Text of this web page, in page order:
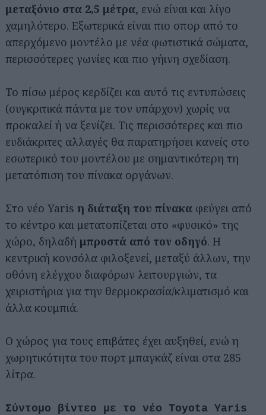
μεταξόνιο στα 2,5 μέτρα, ενώ είναι και λίγο
χαμηλότερο. Εξωτερικά είναι πιο σπορ από το
απερχόμενο μοντέλο με νέα φωτιστικά σώματα,
περισσότερες γωνίες και πιο γήινη σχεδίαση.
Το πίσω μέρος κερδίζει και αυτό τις εντυπώσεις
(συγκριτικά πάντα με τον υπάρχον) χωρίς να
προκαλεί ή να ξενίζει. Τις περισσότερες και πιο
ευδιάκριτες αλλαγές θα παρατηρήσει κανείς στο
εσωτερικό του μοντέλου με σημαντικότερη τη
μετατόπιση του πίνακα οργάνων.
Στο νέο Yaris η διάταξη του πίνακα φεύγει από
το κέντρο και μετατοπίζεται στο «φυσικό» της
χώρο, δηλαδή μπροστά από τον οδηγό. Η
κεντρική κονσόλα φιλοξενεί, μεταξύ άλλων, την
οθόνη ελέγχου διαφόρων λειτουργιών, τα
χειριστήρια για την θερμοκρασία/κλιματισμό και
άλλα κουμπιά.
Ο χώρος για τους επιβάτες έχει αυξηθεί, ενώ η
χωρητικότητα του πορτ μπαγκάζ είναι στα 285
λίτρα.
Σύντομο βίντεο με το νέο Toyota Yaris